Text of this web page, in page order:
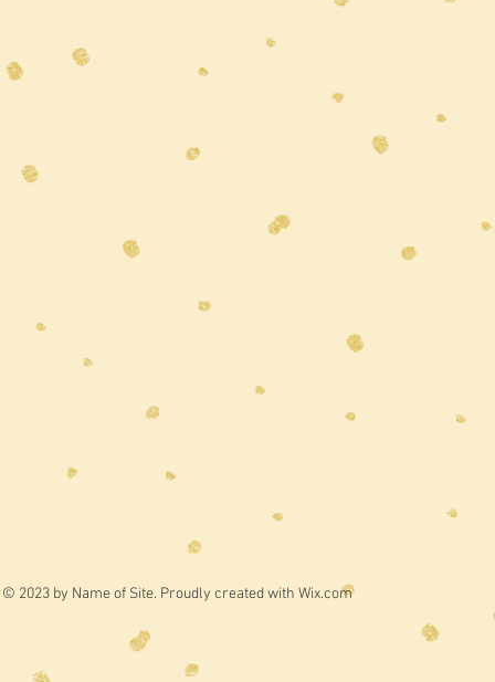
© 2023 by Name of Site. Proudly created with Wix.com